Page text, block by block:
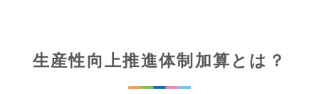
生産性向上推進体制加算とは？